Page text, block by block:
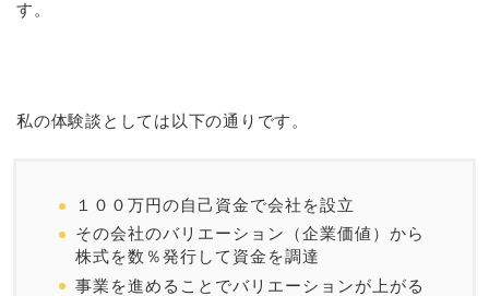
す。
私の体験談としては以下の通りです。
１００万円の自己資金で会社を設立
その会社のバリエーション（企業価値）から
株式を数％発行して資金を調達
事業を進めることでバリエーションが上がる